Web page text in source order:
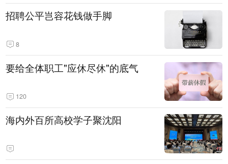
招聘公平岂容花钱做手脚
8
要给全体职工"应休尽休"的底气
120
海内外百所高校学子聚沈阳